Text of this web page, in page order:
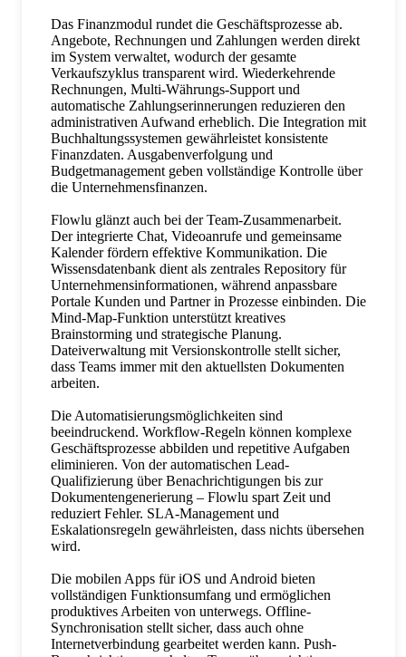
Das Finanzmodul rundet die Geschäftsprozesse ab.
Angebote, Rechnungen und Zahlungen werden direkt
im System verwaltet, wodurch der gesamte
Verkaufszyklus transparent wird. Wiederkehrende
Rechnungen, Multi-Währungs-Support und
automatische Zahlungserinnerungen reduzieren den
administrativen Aufwand erheblich. Die Integration mit
Buchhaltungssystemen gewährleistet konsistente
Finanzdaten. Ausgabenverfolgung und
Budgetmanagement geben vollständige Kontrolle über
die Unternehmensfinanzen.
Flowlu glänzt auch bei der Team-Zusammenarbeit.
Der integrierte Chat, Videoanrufe und gemeinsame
Kalender fördern effektive Kommunikation. Die
Wissensdatenbank dient als zentrales Repository für
Unternehmensinformationen, während anpassbare
Portale Kunden und Partner in Prozesse einbinden. Die
Mind-Map-Funktion unterstützt kreatives
Brainstorming und strategische Planung.
Dateiverwaltung mit Versionskontrolle stellt sicher,
dass Teams immer mit den aktuellsten Dokumenten
arbeiten.
Die Automatisierungsmöglichkeiten sind
beeindruckend. Workflow-Regeln können komplexe
Geschäftsprozesse abbilden und repetitive Aufgaben
eliminieren. Von der automatischen Lead-
Qualifizierung über Benachrichtigungen bis zur
Dokumentengenerierung – Flowlu spart Zeit und
reduziert Fehler. SLA-Management und
Eskalationsregeln gewährleisten, dass nichts übersehen
wird.
Die mobilen Apps für iOS und Android bieten
vollständigen Funktionsumfang und ermöglichen
produktives Arbeiten von unterwegs. Offline-
Synchronisation stellt sicher, dass auch ohne
Internetverbindung gearbeitet werden kann. Push-